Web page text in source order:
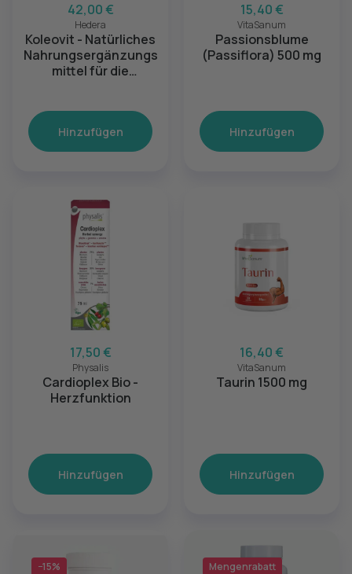
42,00 €
Hedera
Koleovit - Natürliches
Nahrungsergänzungs
mittel für die
Hinzufügen
15,40 €
VitaSanum
Passionsblume
(Passiflora) 500 mg
Hinzufügen
17,50 €
Physalis
Cardioplex Bio -
Herzfunktion
Hinzufügen
16,40 €
VitaSanum
Taurin 1500 mg
Hinzufügen
−15% Mengenrabatt